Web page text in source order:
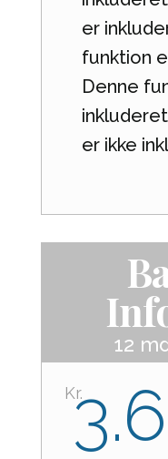
er
funktion
Denne
er ikke
12
Kr.